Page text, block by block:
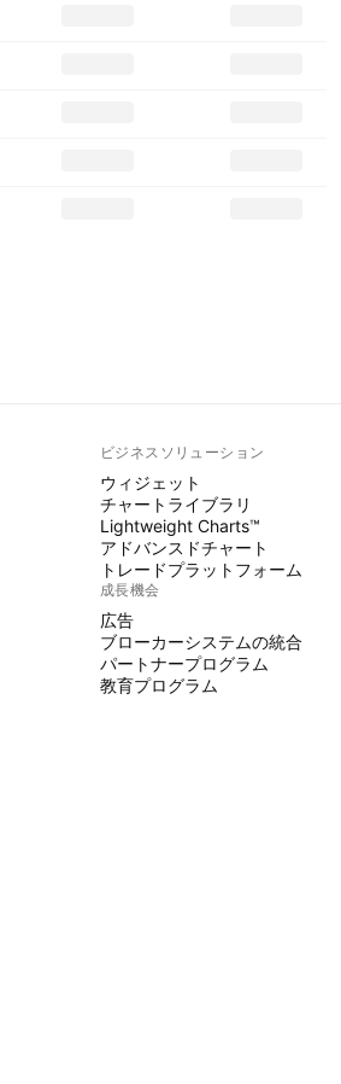
ビジネスソリューション
ウィジェット
チャートライブラリ
Lightweight Charts™
アドバンスドチャート
トレードプラットフォーム
成長機会
広告
ブローカーシステムの統合
パートナープログラム
教育プログラム